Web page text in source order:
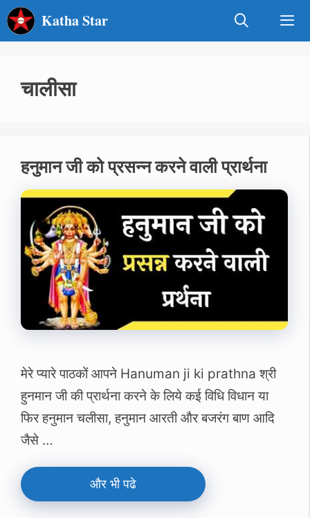
Skip
to
Katha Star
चालीसा
हनुमान जी को प्रसन्‍न करने वाली प्रार्थना
मेरे प्‍यारे पाठकों आपने Hanuman ji ki prathna श्री
हुनमान जी की प्रार्थना करने के लिये कई विधि विधान या
फिर हनुमान चलीसा, हनुमान आरती और बजरंग बाण आदि
जैसे …
और भी पढे